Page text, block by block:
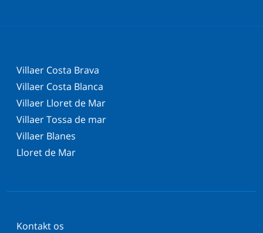
Villaer Costa Brava
Villaer Costa Blanca
Villaer Lloret de Mar
Villaer Tossa de mar
Villaer Blanes
Lloret de Mar
Kontakt os